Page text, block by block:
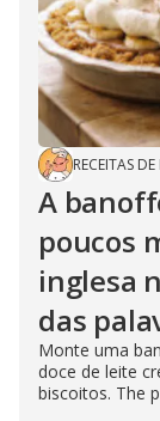
RECEITAS DE
A
poucos
inglesa
das
Monte uma
doce de leite
biscoitos. The